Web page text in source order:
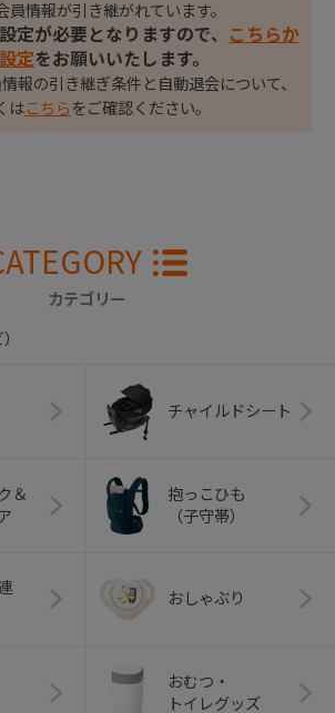
員情報が引き継がれています。
定が必要となりますので、
こちらか
定をお願いいたします。
報の引き継ぎ条件と自動退会について、
はこちら をご確認ください。
カテゴリー
チャイルドシート
＆
抱っこひも
（子守帯）
おしゃぶり
おむつ・
トイレグッズ